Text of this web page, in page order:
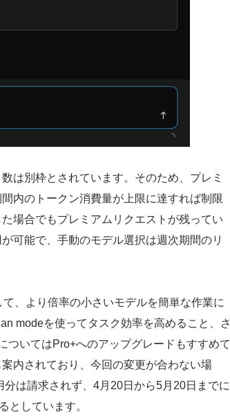
は別枠とされています。そのため、プレミ
内のトークン消費量が上限に達すれば制限
場合でもプレミアムリクエストが残ってい
可能で、手動のモデル選択は週次期間のリ
、より倍率の小さいモデルを簡単な作業に
modeを使ってタスク効率を高めること、さ
ついてはPro+へのアップグレードもすすめて
内されており、今回の変更が合わない場
は請求されず、4月20日から5月20日までに
としています。